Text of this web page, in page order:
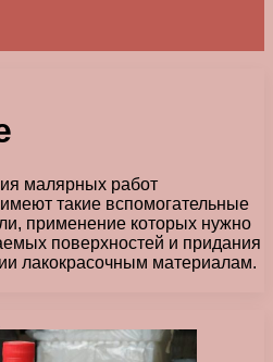
малярных работ
такие вспомогательные
применение которых нужно
поверхностей и придания
лакокрасочным материалам.